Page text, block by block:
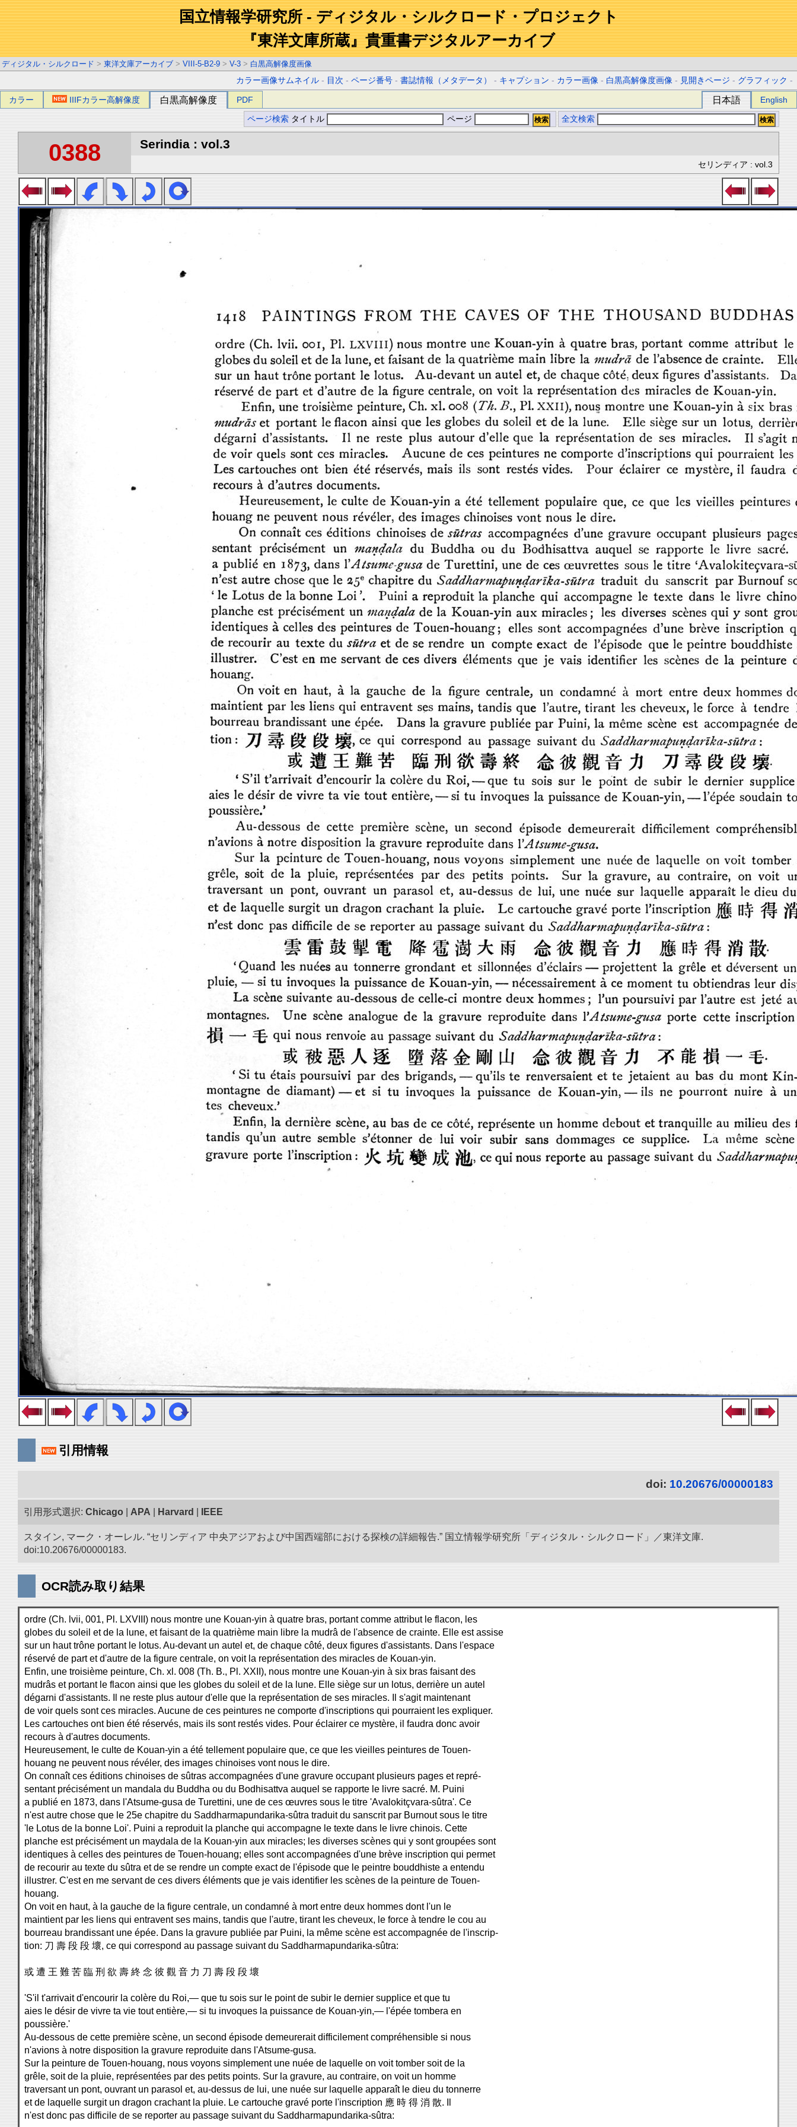
国立情報学研究所 - ディジタル・シルクロード・プロジェクト
『東洋文庫所蔵』貴重書デジタルアーカイブ
ディジタル・シルクロード > 東洋文庫アーカイブ > VIII-5-B2-9 > V-3 > 白黒高解像度画像
カラー画像サムネイル - 目次 -ページ番号 -書誌情報（メタデータ） - キャプション - カラー画像 - 白黒高解像度画像 - 見開きページ - グラフィック -
カラー IIIFカラー高解像度 白黒高解像度 PDF 日本語 English
ページ検索 タイトル ページ 全文検索
0388 Serindia : vol.3
セリンディア : vol.3
引用情報
doi: 10.20676/00000183
引用形式選択: Chicago APA Harvard IEEE
スタイン, マーク・オーレル. “セリンディア 中央アジアおよび中国西端部における探検の詳細報告.” 国立情報学研究所「ディジタル・シルクロード」／東洋文庫.
doi:10.20676/00000183.
OCR読み取り結果
ordre (Ch. lvii, 001, Pl. LXVIII) nous montre une Kouan-yin à quatre bras, portant comme attribut le flacon, les
globes du soleil et de la lune, et faisant de la quatrième main libre la mudrâ de l'absence de crainte. Elle est assise
sur un haut trône portant le lotus. Au-devant un autel et, de chaque côté, deux figures d'assistants. Dans l'espace
réservé de part et d'autre de la figure centrale, on voit la représentation des miracles de Kouan-yin.
Enfin, une troisième peinture, Ch. xl. 008 (Th. B., Pl. XXII), nous montre une Kouan-yin à six bras faisant des
mudrâs et portant le flacon ainsi que les globes du soleil et de la lune. Elle siège sur un lotus, derrière un autel
dégarni d'assistants. Il ne reste plus autour d'elle que la représentation de ses miracles. Il s'agit maintenant
de voir quels sont ces miracles. Aucune de ces peintures ne comporte d'inscriptions qui pourraient les expliquer.
Les cartouches ont bien été réservés, mais ils sont restés vides. Pour éclairer ce mystère, il faudra donc avoir
recours à d'autres documents.
Heureusement, le culte de Kouan-yin a été tellement populaire que, ce que les vieilles peintures de Touen-
houang ne peuvent nous révéler, des images chinoises vont nous le dire.
On connaît ces éditions chinoises de sûtras accompagnées d'une gravure occupant plusieurs pages et repré-
sentant précisément un mandala du Buddha ou du Bodhisattva auquel se rapporte le livre sacré. M. Puini
a publié en 1873, dans l'Atsume-gusa de Turettini, une de ces œuvres sous le titre 'Avalokitçvara-sûtra'. Ce
n'est autre chose que le 25e chapitre du Saddharmapundarika-sûtra traduit du sanscrit par Burnout sous le titre
'le Lotus de la bonne Loi'. Puini a reproduit la planche qui accompagne le texte dans le livre chinois. Cette
planche est précisément un maydala de la Kouan-yin aux miracles; les diverses scènes qui y sont groupées sont
identiques à celles des peintures de Touen-houang; elles sont accompagnées d'une brève inscription qui permet
de recourir au texte du sûtra et de se rendre un compte exact de l'épisode que le peintre bouddhiste a entendu
illustrer. C'est en me servant de ces divers éléments que je vais identifier les scènes de la peinture de Touen-
houang.
On voit en haut, à la gauche de la figure centrale, un condamné à mort entre deux hommes dont l'un le
maintient par les liens qui entravent ses mains, tandis que l'autre, tirant les cheveux, le force à tendre le cou au
bourreau brandissant une épée. Dans la gravure publiée par Puini, la même scène est accompagnée de l'inscrip-
tion: 刀 壽 段 段 壞, ce qui correspond au passage suivant du Saddharmapundarika-sûtra:
或 遭 王 難 苦 臨 刑 欲 壽 終 念 彼 觀 音 力 刀 壽 段 段 壞
'S'il t'arrivait d'encourir la colère du Roi,— que tu sois sur le point de subir le dernier supplice et que tu
aies le désir de vivre ta vie tout entière,— si tu invoques la puissance de Kouan-yin,— l'épée tombera en
poussière.'
Au-dessous de cette première scène, un second épisode demeurerait difficilement compréhensible si nous
n'avions à notre disposition la gravure reproduite dans l'Atsume-gusa.
Sur la peinture de Touen-houang, nous voyons simplement une nuée de laquelle on voit tomber soit de la
grêle, soit de la pluie, représentées par des petits points. Sur la gravure, au contraire, on voit un homme
traversant un pont, ouvrant un parasol et, au-dessus de lui, une nuée sur laquelle apparaît le dieu du tonnerre
et de laquelle surgit un dragon crachant la pluie. Le cartouche gravé porte l'inscription 應 時 得 消 散. Il
n'est donc pas difficile de se reporter au passage suivant du Saddharmapundarika-sûtra: